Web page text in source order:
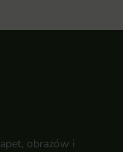
obrazów i